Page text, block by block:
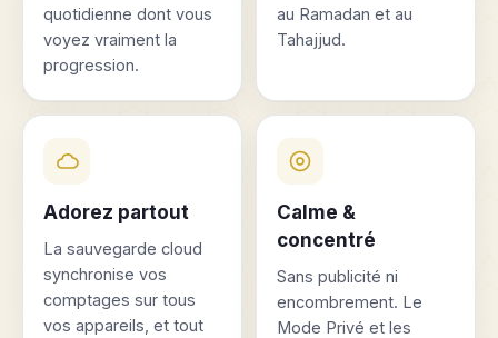
quotidienne dont vous
voyez vraiment la
progression.
au Ramadan et au
Tahajjud.
Adorez partout
La sauvegarde cloud
synchronise vos
comptages sur tous
vos appareils, et tout
Calme &
concentré
Sans publicité ni
encombrement. Le
Mode Privé et les